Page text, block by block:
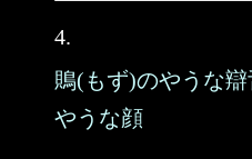
4.
鵙(もず)のやうな
やうな顔